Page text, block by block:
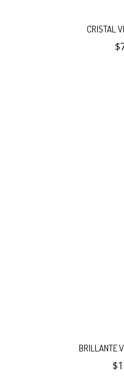
CRISTAL
$
BRILLANTE
$